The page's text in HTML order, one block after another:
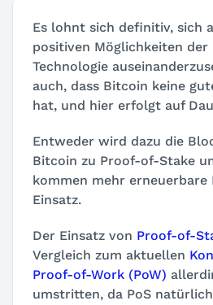
Es lohnt sich definitiv, sich
positiven Möglichkeiten der
Technologie
auch, dass Bitcoin keine
hat, und hier erfolgt auf
Entweder wird dazu die
Bitcoin zu Proof-of-Stake
kommen mehr erneuerbare
Einsatz.
Der Einsatz von Proof-of-
Vergleich zum aktuellen
Proof-of-Work (PoW)
umstritten, da PoS